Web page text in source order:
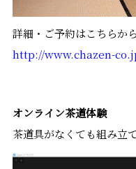
詳細・ご予約はこちらから
http://www.chazen-
オンライン茶道体験
茶道具がなくても組み立